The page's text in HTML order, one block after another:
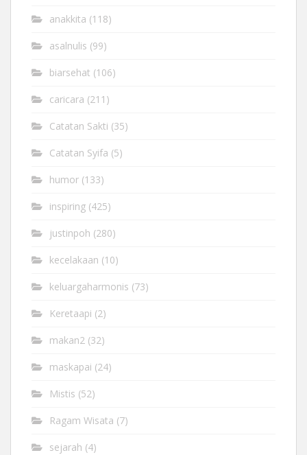
anakkita (118)
asalnulis (99)
biarsehat (106)
caricara (211)
Catatan Sakti (35)
Catatan Syifa (5)
humor (133)
inspiring (425)
justinpoh (280)
kecelakaan (10)
keluargaharmonis (73)
Keretaapi (2)
makan2 (32)
maskapai (24)
Mistis (52)
Ragam Wisata (7)
sejarah (4)